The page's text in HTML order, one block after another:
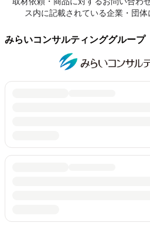
ス内に記載されている企業・団体
みらいコンサルティンググループ